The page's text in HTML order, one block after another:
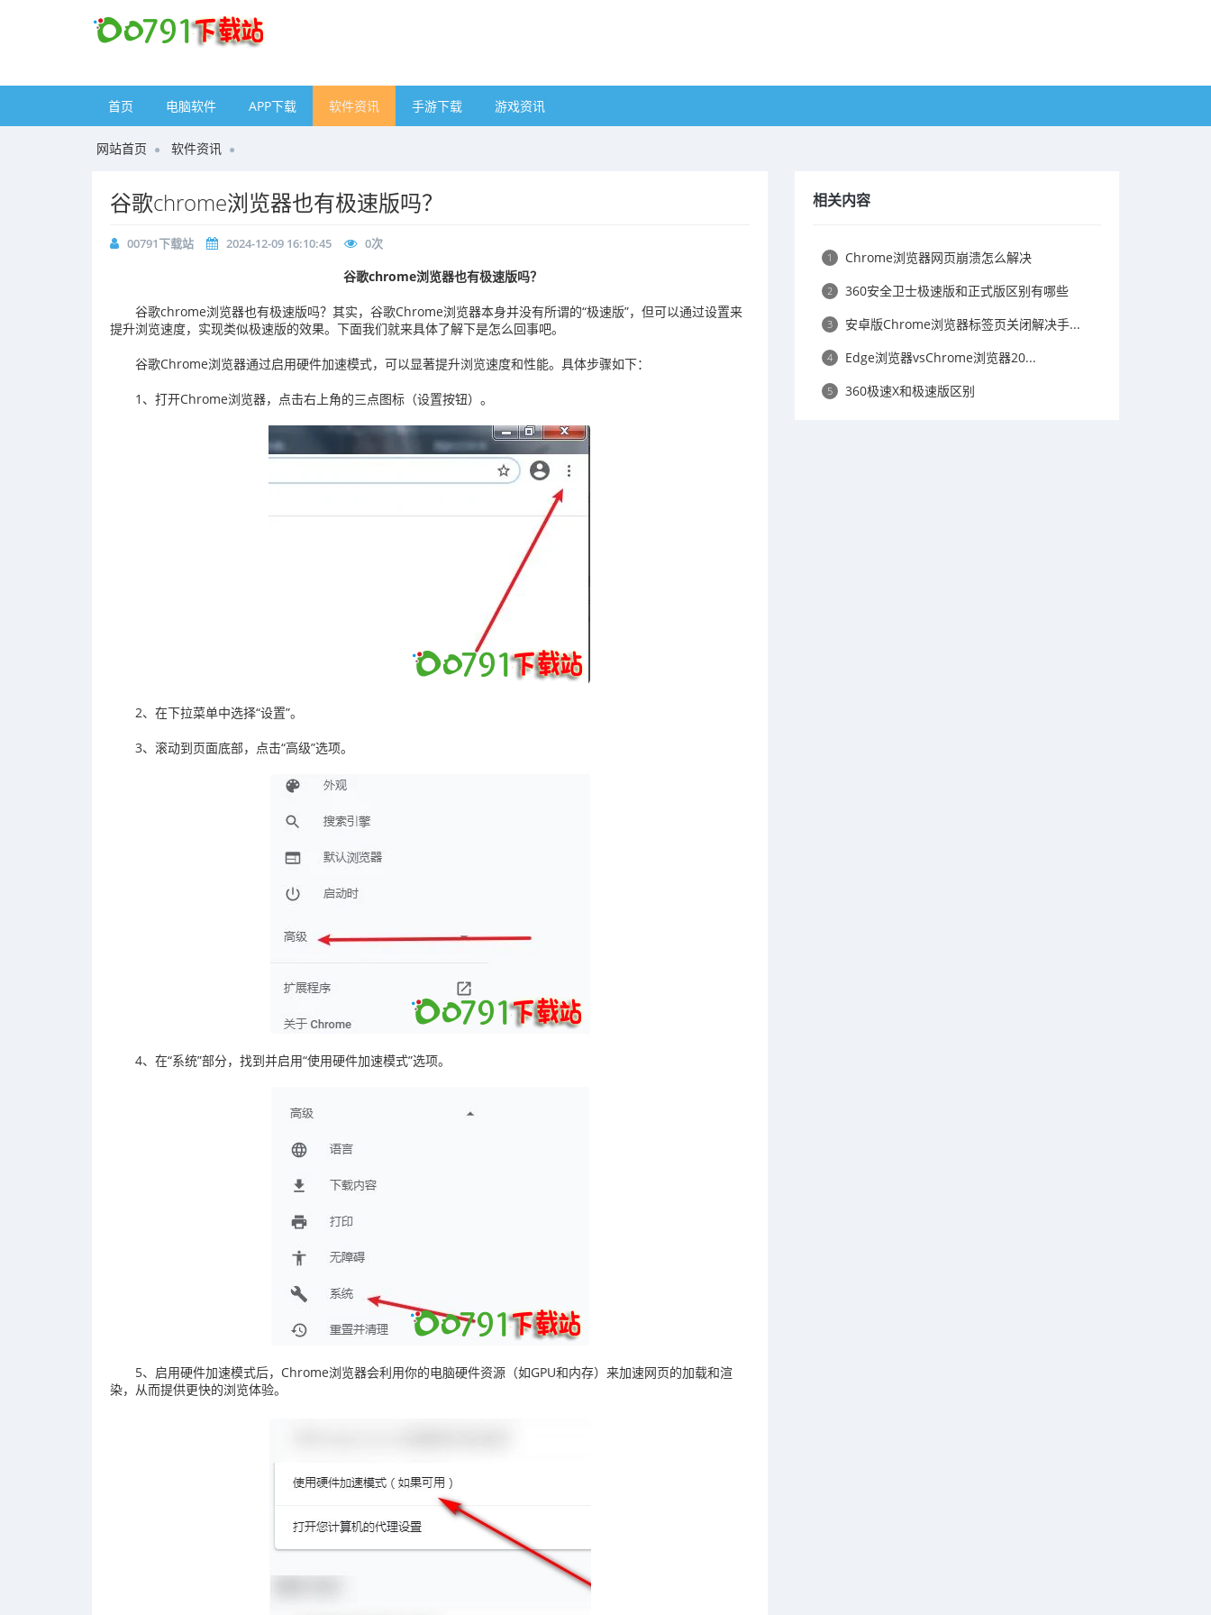
首页 电脑软件 APP下载 软件资讯 手游下载 游戏资讯
网站首页 软件资讯
​谷歌chrome浏览器也有极速版吗？
00791下载站 2024-12-09 16:10:45 0次
谷歌chrome浏览器也有极速版吗？
谷歌chrome浏览器也有极速版吗？‌其实，谷歌Chrome浏览器本身并没有所谓的“极速版”，但可以通过设置来
提升浏览速度，实现类似极速版的效果。‌下面我们就来具体了解下是怎么回事吧。
谷歌Chrome浏览器通过启用硬件加速模式，可以显著提升浏览速度和性能。具体步骤如下：
1、打开Chrome浏览器，点击右上角的三点图标（设置按钮）。
2、在下拉菜单中选择“设置”。
3、滚动到页面底部，点击“高级”选项。
4、在“系统”部分，找到并启用“使用硬件加速模式”选项‌。
5、启用硬件加速模式后，Chrome浏览器会利用你的电脑硬件资源（如GPU和内存）来加速网页的加载和渲
染，从而提供更快的浏览体验‌。
相关内容
1 Chrome浏览器网页崩溃怎么解决
2 360安全卫士极速版和正式版区别有哪些
3 安卓版Chrome浏览器标签页关闭解决手...
4 Edge浏览器vsChrome浏览器20...
5 360极速X和极速版区别